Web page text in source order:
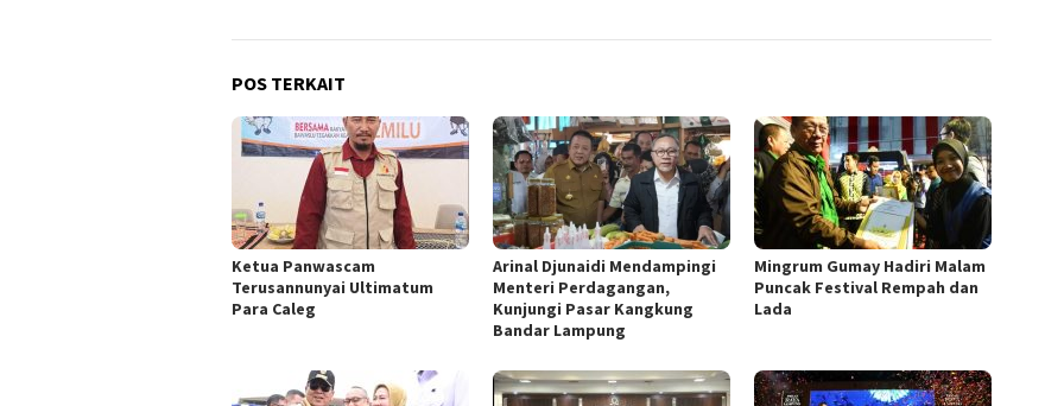
POS TERKAIT
Ketua Panwascam
Terusannunyai Ultimatum
Para Caleg
Arinal Djunaidi Mendampingi
Menteri Perdagangan,
Kunjungi Pasar Kangkung
Bandar Lampung
Mingrum Gumay Hadiri Malam
Puncak Festival Rempah dan
Lada